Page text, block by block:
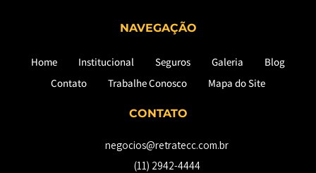
NAVEGAÇÃO
Home Institucional Seguros Galeria
Blog
Contato
Trabalhe Conosco Mapa do Site
CONTATO
negocios@retratecc.com.br
(11) 2942-4444